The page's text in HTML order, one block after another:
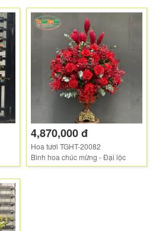
4,870,000 đ
Hoa tươi TGHT-20082
Bình hoa chúc mừng - Đại lộc